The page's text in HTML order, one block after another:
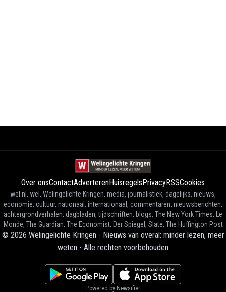
Over onsContactAdverterenHuisregelsPrivacyRSSCookies
wel.nl, wel, Welingelichte Kringen, media, journalistiek, dagelijks, nieuws,
economie, cultuur, nationaal, internationaal, commentaren, nieuwsberichten,
achtergrondverhalen, dagbladen, tijdschriften, blogs, The New York Times, Le
Monde, The Guardian, The Economist, Der Spiegel, Slate, The Huffington Post
© 2026 Welingelichte Kringen - Nieuws van overal: minder lezen, meer
weten - Alle rechten voorbehouden
Powered by Newsifier